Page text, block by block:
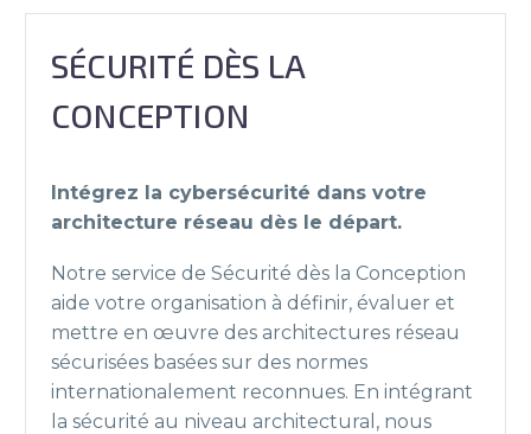
SÉCURITÉ DÈS LA
CONCEPTION
Intégrez la cybersécurité dans votre
architecture réseau dès le départ.
Notre service de Sécurité dès la Conception
aide votre organisation à définir, évaluer et
mettre en œuvre des architectures réseau
sécurisées basées sur des normes
internationalement reconnues. En intégrant
la sécurité au niveau architectural, nous